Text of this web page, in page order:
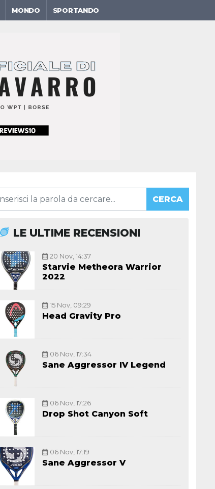
MONDO SPORTANDO
CERCA
LE ULTIME RECENSIONI
20 Nov, 14:37
Starvie Metheora Warrior
2022
15 Nov, 09:29
Head Gravity Pro
06 Nov, 17:34
Sane Aggressor IV Legend
06 Nov, 17:26
Drop Shot Canyon Soft
06 Nov, 17:19
Sane Aggressor V